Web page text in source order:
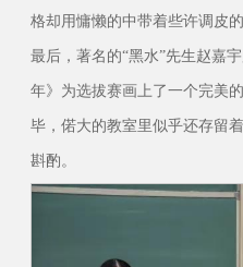
格却用慵懒的中带着些许调皮
最后，著名的“黑水”先生赵嘉
年》为选拔赛画上了一个完美
毕，偌大的教室里似乎还存留
斟酌。